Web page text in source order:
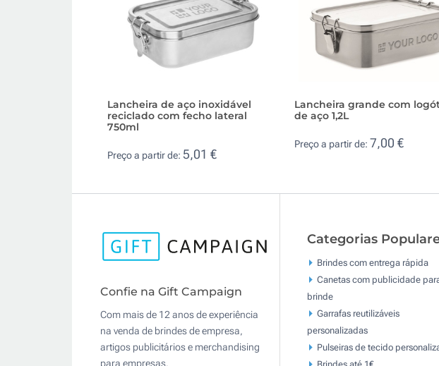
Lancheira de aço inoxidável
reciclado com fecho lateral
750ml
Preço a partir de: 5,01 €
Lancheira grande com
de aço 1,2L
Preço a partir de: 7,00 €
Confie na Gift Campaign
Com mais de 12 anos de experiência
na venda de brindes de empresa,
artigos publicitários e merchandising
para empresas.
Categorias
Brindes com entrega rápida
Canetas com publicidade
brinde
Garrafas reutilizáveis
personalizadas
Pulseiras de tecido
Brindes até 1€